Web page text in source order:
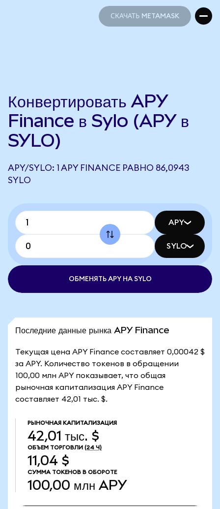
СКАЧАТЬ METAMASK
Конвертировать APY
Finance в Sylo (APY в
SYLO)
APY/SYLO: 1 APY FINANCE РАВНО 86,0943
SYLO
APY
SYLO
ОБМЕНЯТЬ APY НА SYLO
Последние данные рынка APY Finance
Текущая цена APY Finance составляет 0,00042 $
за APY. Количество токенов в обращении
100,00 млн APY показывает, что общая
рыночная капитализация APY Finance
составляет 42,01 тыс. $.
РЫНОЧНАЯ КАПИТАЛИЗАЦИЯ
42,01 тыс. $
ОБЪЕМ ТОРГОВЛИ (24 Ч)
11,04 $
СУММА ТОКЕНОВ В ОБОРОТЕ
100,00 млн APY